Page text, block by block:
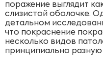
поражение выглядит
слизистой оболочке.
детальном
что покраснение
несколько видов
принципиально